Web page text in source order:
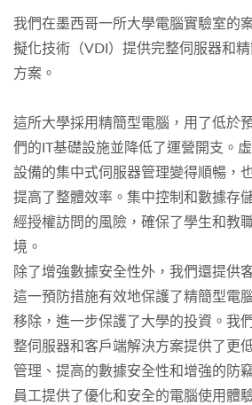
我們在墨西哥一所大學電腦實驗室的
擬化技術（VDI）提供完整伺服器和
方案。
這所大學採用精簡型電腦，用了低於
們的IT基礎設施並降低了運營開支。
設備的集中式伺服器管理變得順暢，
提高了整體效率。集中控制和數據存
經授權訪問的風險，確保了學生和教
境。
除了增強數據安全性外，我們還提供
這一預防措施有效地保護了精簡型電
移除，進一步保護了大學的投資。我
整伺服器和客戶端解決方案提供了更
管理、提高的數據安全性和增強的防
員工提供了優化和安全的電腦使用體